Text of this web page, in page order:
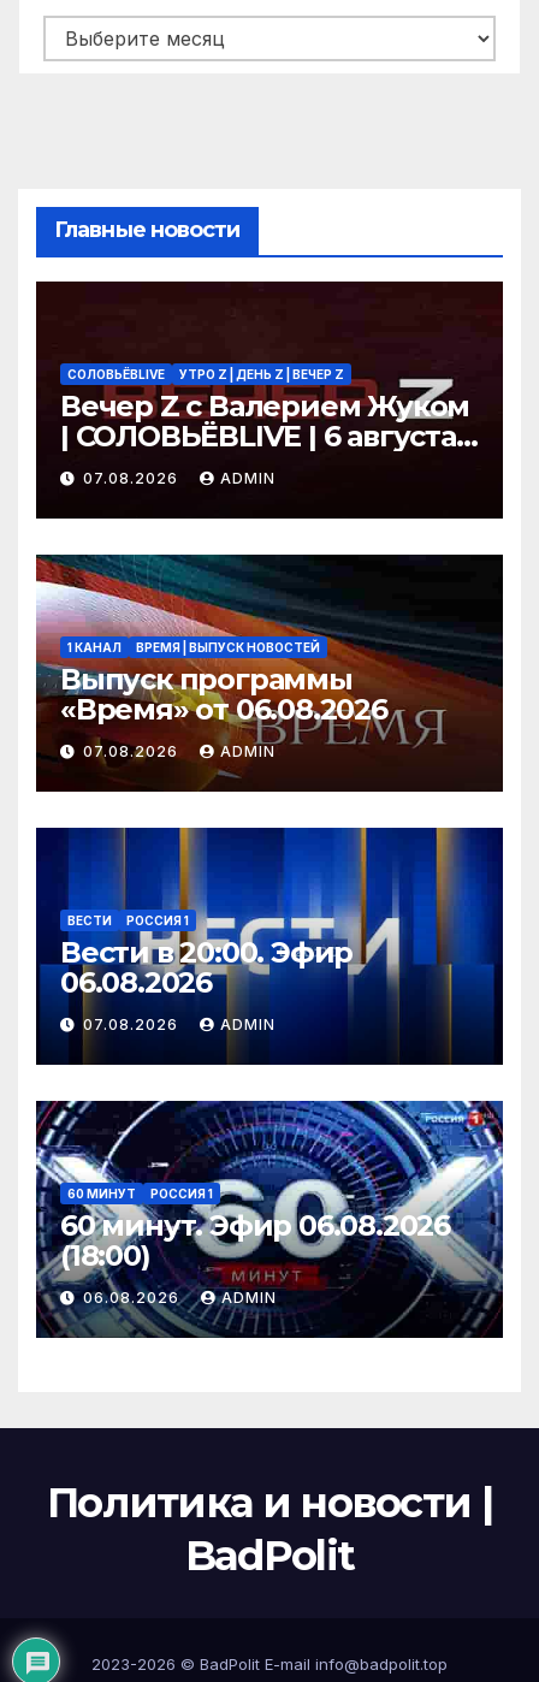
Архивы
Главные новости
СОЛОВЬЁВLIVE УТРО Z | ДЕНЬ Z | ВЕЧЕР Z
Вечер Z с Валерием Жуком
| СОЛОВЬЁВLIVE | 6 августа
2026 года
07.08.2026 ADMIN
1 КАНАЛ ВРЕМЯ | ВЫПУСК НОВОСТЕЙ
Выпуск программы
«Время» от 06.08.2026
07.08.2026 ADMIN
ВЕСТИ РОССИЯ 1
Вести в 20:00. Эфир
06.08.2026
07.08.2026 ADMIN
60 МИНУТ РОССИЯ 1
60 минут. Эфир 06.08.2026
(18:00)
06.08.2026 ADMIN
Политика и новости |
BadPolit
2023-2026 © BadPolit E-mail info@badpolit.top